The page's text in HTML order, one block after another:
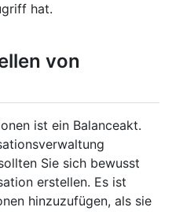
hat.
von
ist ein Balanceakt.
Sie sich bewusst
erstellen. Es ist
hinzuzufügen, als sie